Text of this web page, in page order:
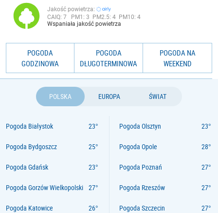
Jakość powietrza:
CAIQ: 7 PM1: 3 PM2.5: 4 PM10: 4
Wspaniała jakość powietrza
POGODA
GODZINOWA
POGODA
DŁUGOTERMINOWA
POGODA NA
WEEKEND
POLSKA EUROPA ŚWIAT
Pogoda Białystok
Pogoda Bydgoszcz
Pogoda Gdańsk
Pogoda Gorzów Wielkopolski
Pogoda Katowice
Pogoda Olsztyn
Pogoda Opole
Pogoda Poznań
Pogoda Rzeszów
Pogoda Szczecin